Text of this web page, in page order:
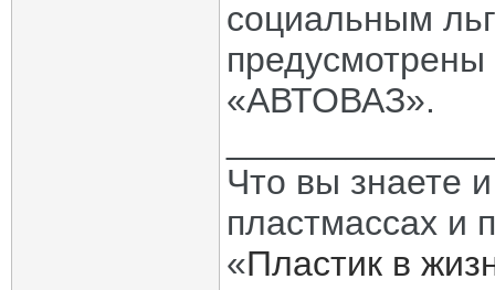
социальным
«АВТОВАЗ».
Что вы знаете
пластмассах и
«Пластик в